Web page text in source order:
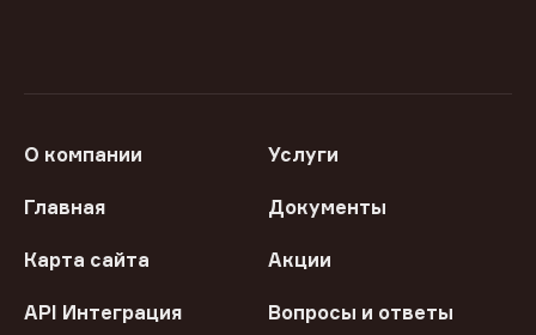
О компании Услуги
Главная Документы
Карта сайта Акции
API Интеграция Вопросы и ответы